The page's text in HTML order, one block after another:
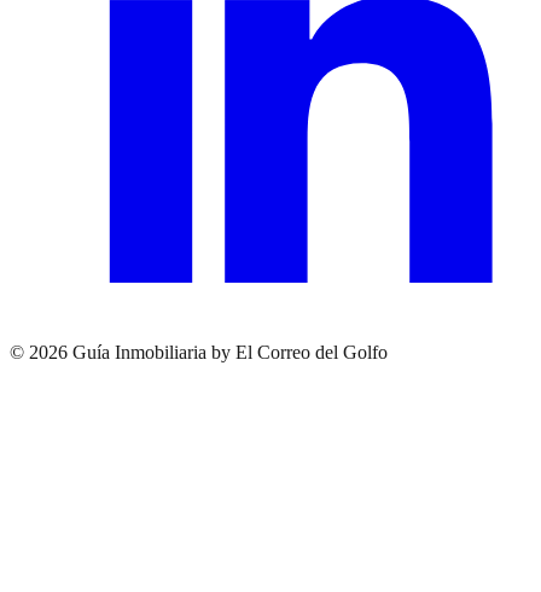
© 2026 Guía Inmobiliaria by El Correo del Golfo